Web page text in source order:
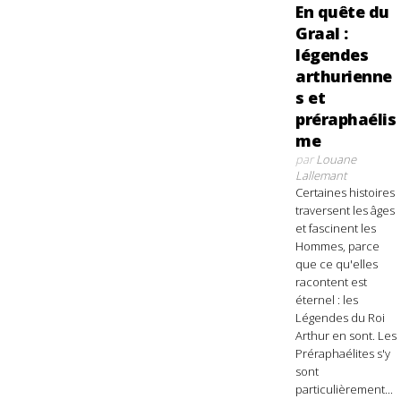
En quête du
Graal :
légendes
arthurienne
s et
préraphaélis
me
parLouane
Lallemant
Certaines histoires
traversent les âges
et fascinent les
Hommes, parce
que ce qu'elles
racontent est
éternel : les
Légendes du Roi
Arthur en sont. Les
Préraphaélites s'y
sont
particulièrement...